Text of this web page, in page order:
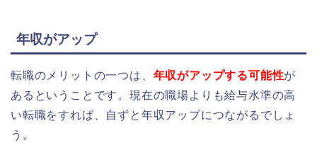
年収がアップ
転職のメリットの一つは、 年収がアップする可能性が
あるということです。現在の職場よりも給与水準の高
い転職をすれば、自ずと年収アップにつながるでしょ
う。